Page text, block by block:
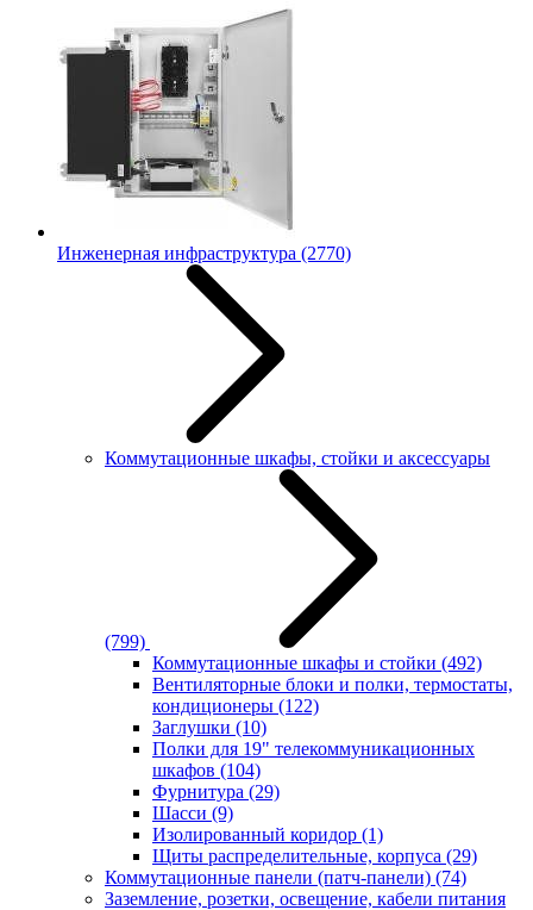
Инженерная инфраструктура (2770)
Коммутационные шкафы, стойки и аксессуары
(799)
Коммутационные шкафы и стойки (492)
Вентиляторные блоки и полки, термостаты,
кондиционеры (122)
Заглушки (10)
Полки для 19" телекоммуникационных
шкафов (104)
Фурнитура (29)
Шасси (9)
Изолированный коридор (1)
Щиты распределительные, корпуса (29)
Коммутационные панели (патч-панели) (74)
Заземление, розетки, освещение, кабели питания